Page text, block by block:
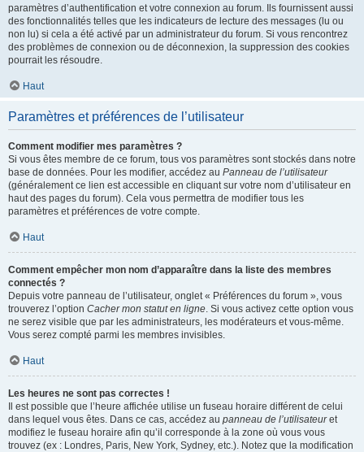
paramètres d’authentification et votre connexion au forum. Ils fournissent aussi
des fonctionnalités telles que les indicateurs de lecture des messages (lu ou
non lu) si cela a été activé par un administrateur du forum. Si vous rencontrez
des problèmes de connexion ou de déconnexion, la suppression des cookies
pourrait les résoudre.
Haut
Paramètres et préférences de l’utilisateur
Comment modifier mes paramètres ?
Si vous êtes membre de ce forum, tous vos paramètres sont stockés dans notre
base de données. Pour les modifier, accédez au Panneau de l’utilisateur
(généralement ce lien est accessible en cliquant sur votre nom d’utilisateur en
haut des pages du forum). Cela vous permettra de modifier tous les
paramètres et préférences de votre compte.
Haut
Comment empêcher mon nom d’apparaître dans la liste des membres
connectés ?
Depuis votre panneau de l’utilisateur, onglet « Préférences du forum », vous
trouverez l’option Cacher mon statut en ligne. Si vous activez cette option vous
ne serez visible que par les administrateurs, les modérateurs et vous-même.
Vous serez compté parmi les membres invisibles.
Haut
Les heures ne sont pas correctes !
Il est possible que l’heure affichée utilise un fuseau horaire différent de celui
dans lequel vous êtes. Dans ce cas, accédez au panneau de l’utilisateuret
modifiez le fuseau horaire afin qu’il corresponde à la zone où vous vous
trouvez (ex : Londres, Paris, New York, Sydney, etc.). Notez que la modification